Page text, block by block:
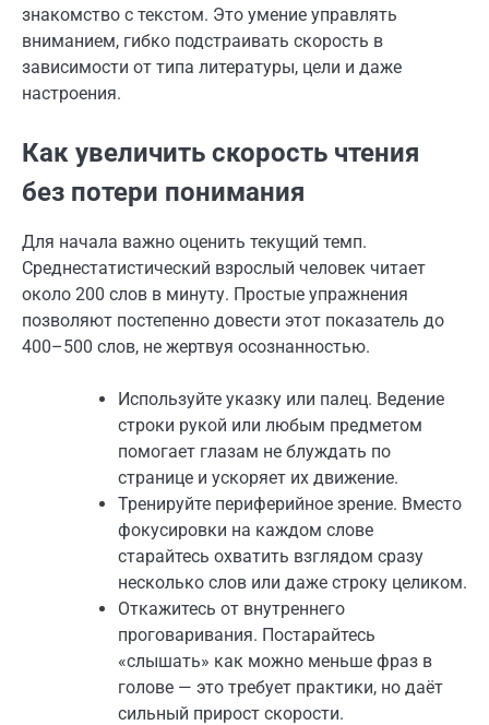
знакомство с текстом. Это умение управлять
вниманием, гибко подстраивать скорость в
зависимости от типа литературы, цели и даже
настроения.
Как увеличить скорость чтения
без потери понимания
Для начала важно оценить текущий темп.
Среднестатистический взрослый человек читает
около 200 слов в минуту. Простые упражнения
позволяют постепенно довести этот показатель до
400–500 слов, не жертвуя осознанностью.
Используйте указку или палец. Ведение
строки рукой или любым предметом
помогает глазам не блуждать по
странице и ускоряет их движение.
Тренируйте периферийное зрение. Вместо
фокусировки на каждом слове
старайтесь охватить взглядом сразу
несколько слов или даже строку целиком.
Откажитесь от внутреннего
проговаривания. Постарайтесь
«слышать» как можно меньше фраз в
голове — это требует практики, но даёт
сильный прирост скорости.